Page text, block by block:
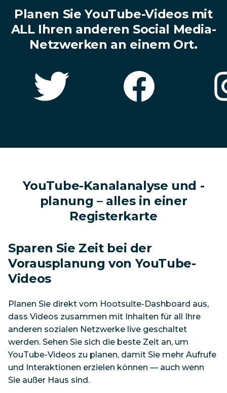
Planen Sie YouTube-Videos mit
ALL Ihren anderen Social Media-
Netzwerken an einem Ort.
YouTube-Kanalanalyse und -
planung – alles in einer
Registerkarte
Sparen Sie Zeit bei der
Vorausplanung von YouTube-
Videos
Planen Sie direkt vom Hootsuite-Dashboard aus,
dass Videos zusammen mit Inhalten für all Ihre
anderen sozialen Netzwerke live geschaltet
werden. Sehen Sie sich die beste Zeit an, um
YouTube-Videos zu planen, damit Sie mehr Aufrufe
und Interaktionen erzielen können — auch wenn
Sie außer Haus sind.